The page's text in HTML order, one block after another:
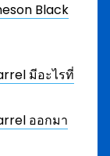
Black
มีอะไรที่
ออกมา